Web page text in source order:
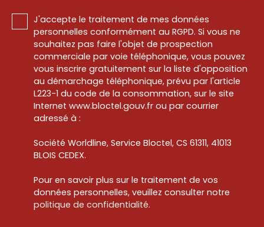
J'accepte le traitement de mes données
personnelles conformément au RGPD. Si vous ne
souhaitez pas faire l'objet de prospection
commerciale par voie téléphonique, vous pouvez
vous inscrire gratuitement sur la liste d'opposition
au démarchage téléphonique, prévu par l'article
L223-1 du code de la consommation, sur le site
Internet www.bloctel.gouv.fr ou par courrier
adressé à :
Société Worldline, Service Bloctel, CS 61311, 41013
BLOIS CEDEX.
Pour en savoir plus sur le traitement de vos
données personnelles, veuillez consulter notre
politique de confidentialité.